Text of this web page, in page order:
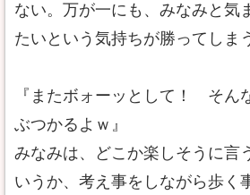
ない。万が一にも、みなみと気
たいという気持ちが勝ってしま
『またボォーッとして！ そん
ぶつかるよｗ』
みなみは、どこか楽しそうに言
いうか、考え事をしながら歩く